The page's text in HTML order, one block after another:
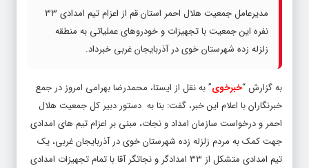
مدیرعامل جمعیت هلال احمر استان قم از اعزام تیم امدادی ۳۳
نفره این جمعیت با تجهیزات و خودروهای عملیاتی به منطقه
زلزله زده شهرستان خوی در آذربایجان غربی خبرداد.
به گزارش “خبرخوی” به نقل از ایستا، محمدرضا بهرامی امروز در جمع
خبرنگاران با اعلام این خبر، گفت: بنا به دستور دبیر کل جمعیت هلال
احمر و درخواست سازمان امداد و نجات، مبنی بر اعزام تیم های امدادی
جهت کمک به مردم زلزله زده شهرستان خوی در آذربایجان غربی، یک
تیم امدادی متشکل از ۳۳ امدادگر و نجاتگر آقا با تمام تجهیزات امدادی